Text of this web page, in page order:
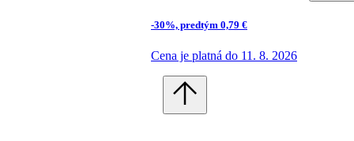
-30%, predtým 0,79 €
Cena je platná do 11. 8. 2026